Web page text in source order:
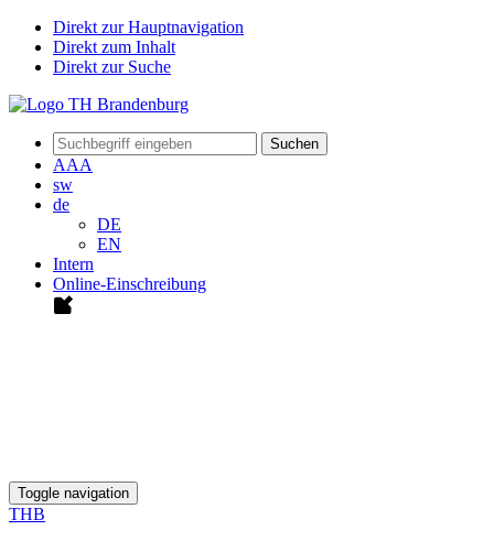
Direkt zur Hauptnavigation
Direkt zum Inhalt
Direkt zur Suche
Suchen
AAA
sw
de
DE
EN
Intern
Online-Einschreibung
Toggle navigation
THB